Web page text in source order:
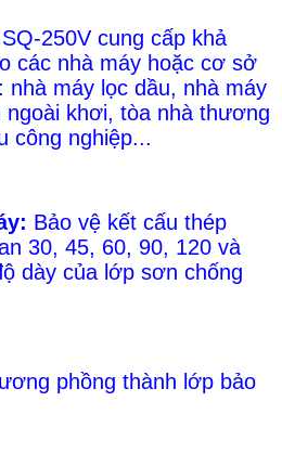
250V cung cấp khả
các nhà máy hoặc cơ sở
nhà máy lọc dầu, nhà máy
ngoài khơi, tòa nhà thương
công nghiệp...
Bảo vệ kết cấu thép
30, 45, 60, 90, 120 và
dày của lớp sơn chống
phồng thành lớp bảo